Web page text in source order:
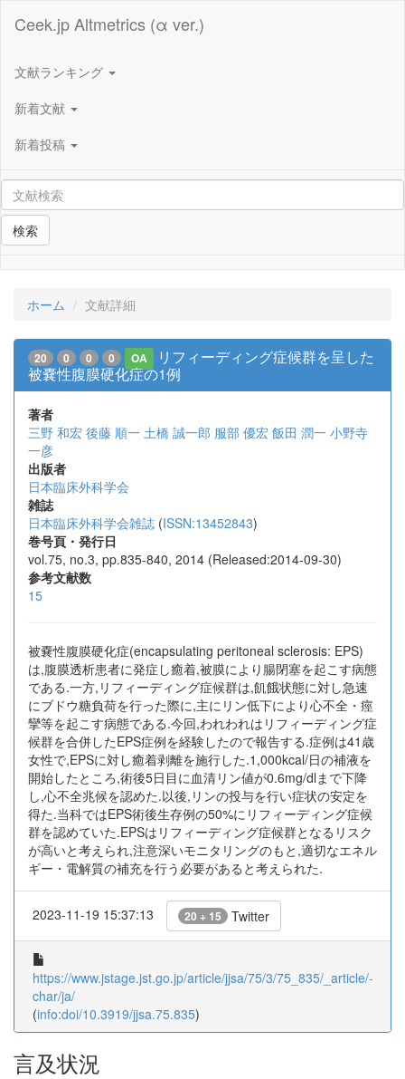
Ceek.jp Altmetrics (α ver.)
文献ランキング
新着文献
新着投稿
検索
ホーム 文献詳細
20 0 0 0 OA
リフィーディング症候群を呈した
被嚢性腹膜硬化症の1例
著者
三野 和宏 後藤 順一 土橋 誠一郎 服部 優宏 飯田 潤一 小野寺
一彦
出版者
日本臨床外科学会
雑誌
日本臨床外科学会雑誌 (ISSN:13452843)
巻号頁・発行日
vol.75, no.3, pp.835-840, 2014 (Released:2014-09-30)
参考文献数
15
被嚢性腹膜硬化症(encapsulating peritoneal sclerosis: EPS)
は,腹膜透析患者に発症し癒着,被膜により腸閉塞を起こす病態
である.一方,リフィーディング症候群は,飢餓状態に対し急速
にブドウ糖負荷を行った際に,主にリン低下により心不全・痙
攣等を起こす病態である.今回,われわれはリフィーディング症
候群を合併したEPS症例を経験したので報告する.症例は41歳
女性で,EPSに対し癒着剥離を施行した.1,000kcal/日の補液を
開始したところ,術後5日目に血清リン値が0.6mg/dlまで下降
し,心不全兆候を認めた.以後,リンの投与を行い症状の安定を
得た.当科ではEPS術後生存例の50%にリフィーディング症候
群を認めていた.EPSはリフィーディング症候群となるリスク
が高いと考えられ,注意深いモニタリングのもと,適切なエネル
ギー・電解質の補充を行う必要があると考えられた.
2023-11-19 15:37:13 20 + 15 Twitter
https://www.jstage.jst.go.jp/article/jjsa/75/3/75_835/_article/-
char/ja/
(info:doi/10.3919/jjsa.75.835)
言及状況